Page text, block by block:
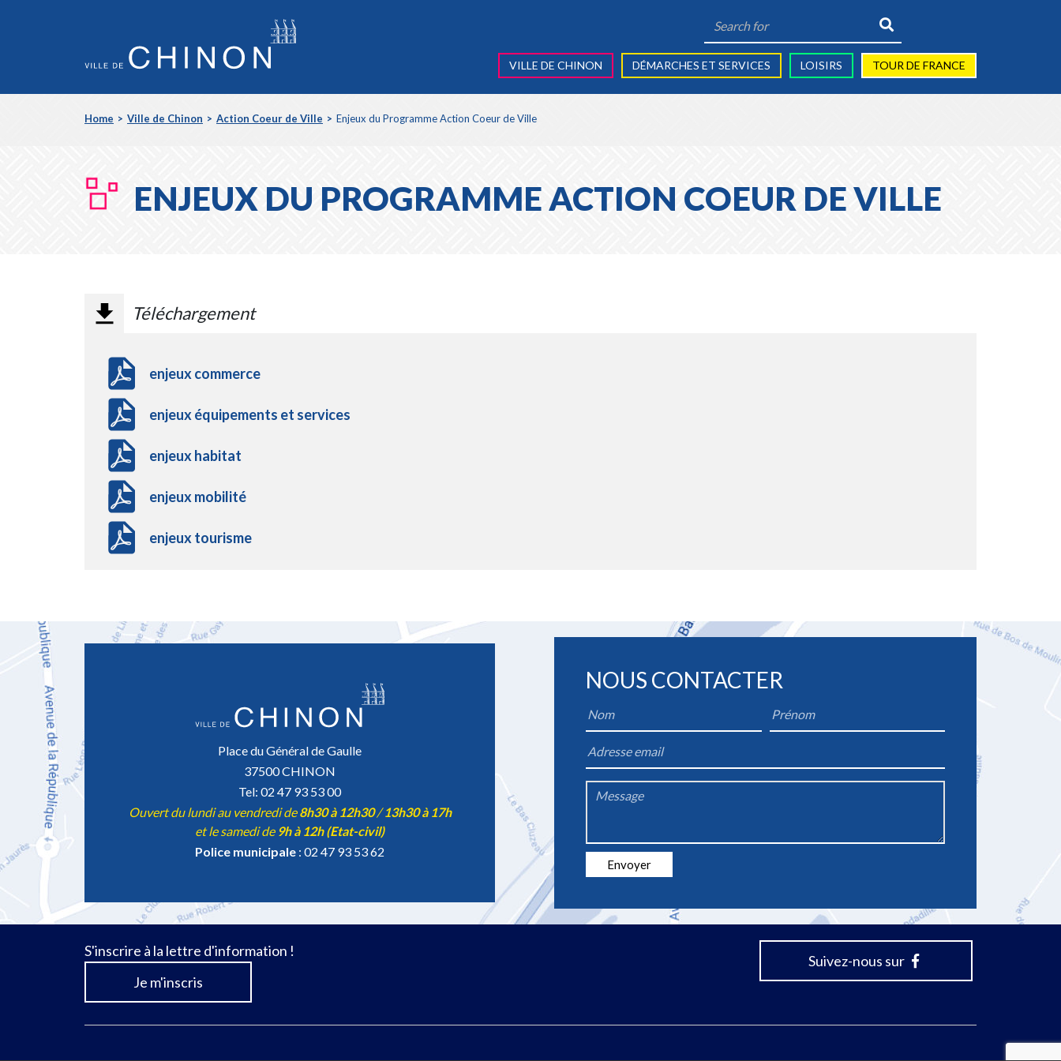
Search
for:
VILLE DE CHINON DÉMARCHES ET SERVICES LOISIRS TOUR DE FRANCE
Home Ville de Chinon Action Coeur de Ville Enjeux du Programme Action Coeur de Ville
ENJEUX DU PROGRAMME ACTION COEUR DE VILLE
Téléchargement
enjeux commerce
enjeux équipements et services
enjeux habitat
enjeux mobilité
enjeux tourisme
Place du Général de Gaulle
37500 CHINON
Tel: 02 47 93 53 00
Ouvert du lundi au vendredi de8h30 à 12h30/13h30 à 17h
et le samedi de 9h à 12h (Etat-civil)
Police municipale : 02 47 93 53 62
NOUS CONTACTER
Name
*
Firstname
Email
*
*
Envoyer
S'inscrire à la lettre d'information !
Je m'inscris
Suivez-nous sur